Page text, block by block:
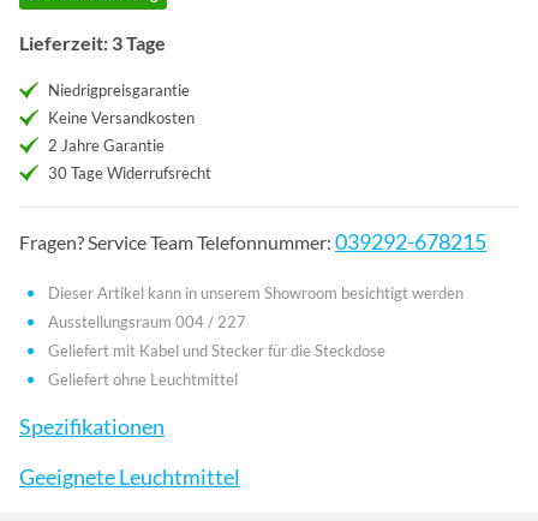
Lieferzeit: 3 Tage
Niedrigpreisgarantie
Keine Versandkosten
2 Jahre Garantie
30 Tage Widerrufsrecht
Fragen? Service Team Telefonnummer: 039292-678215
Dieser Artikel kann in unserem Showroom besichtigt werden
Ausstellungsraum 004 / 227
Geliefert mit Kabel und Stecker für die Steckdose
Geliefert ohne Leuchtmittel
Spezifikationen
Geeignete Leuchtmittel